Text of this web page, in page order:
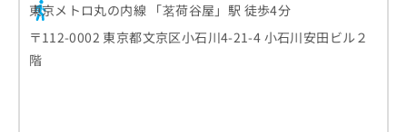
東京メトロ丸の内線 「茗荷谷屋」駅 徒歩4分
〒112-0002 東京都文京区小石川4-21-4 小石川安田ビル２
階